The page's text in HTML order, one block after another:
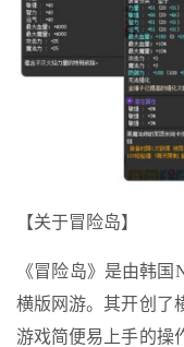
【关于冒险岛】
《冒险岛》是由韩
横版网游。其开创了
游戏简便易上手的操